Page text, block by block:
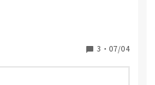
え、法的にはクリアしてい
レッシュしながら頑張りま
用者が増えていっていま
て、InstagramなどSNS
て集客を増やしていってい
3 ・ 07/04